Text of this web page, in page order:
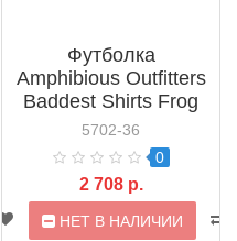
Футболка
Amphibious Outfitters
Baddest Shirts Frog
(D0014b)
5702-36
0
2 708 р.
НЕТ В НАЛИЧИИ